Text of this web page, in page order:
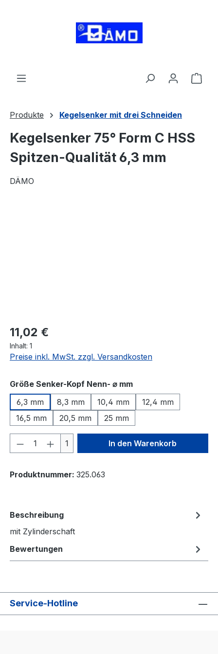
Produkte Kegelsenker mit drei Schneiden
Kegelsenker 75° Form C HSS
Spitzen-Qualität 6,3 mm
DÄMO
11,02 €
Inhalt: 1
Preise inkl. MwSt. zzgl. Versandkosten
Größe Senker-Kopf Nenn- ⌀ mmauswählen
6,3 mm
8,3 mm 10,4 mm
12,4 mm
16,5 mm
20,5 mm 25 mm
Produkt Anzahl: Gib den
1 In den Warenkorb
Produktnummer: 325.063
Beschreibung
mit Zylinderschaft
Bewertungen
Service-Hotline